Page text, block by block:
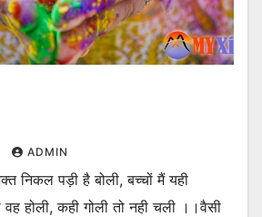
ADMIN
निकल पड़ी है बोली, बच्चों मैं यही
होली, कही गोली तो नही चली ।।वैसी